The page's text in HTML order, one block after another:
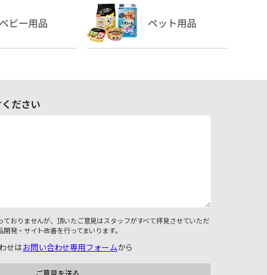
ださい
ておりませんが、頂いたご意見はスタッフがすべて拝見させていただ
発・サイト改善を行ってまいります。
せはお問い合わせ専用フォームから